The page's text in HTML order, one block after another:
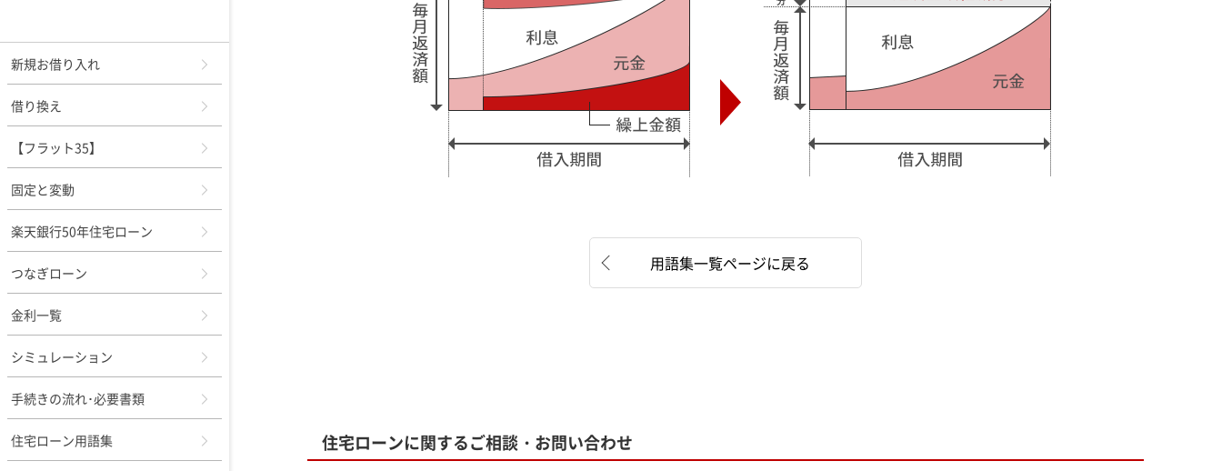
新規お借り入れ
借り換え
【フラット35】
固定と変動
楽天銀行50年住宅ローン
つなぎローン
金利一覧
シミュレーション
手続きの流れ･必要書類
住宅ローン用語集
用語集一覧ページに戻る
住宅ローンに関するご相談・お問い合わせ